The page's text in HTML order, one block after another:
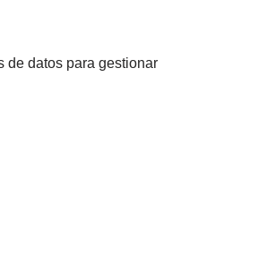
de datos para gestionar